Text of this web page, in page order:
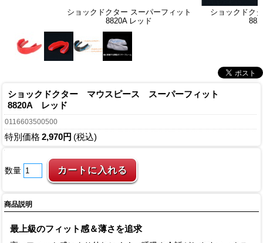
ショックドクター スーパーフィット
8820A レッド
ショックドク
ショックドクター マウスピース スーパーフィット
8820A レッド
0116603500500
特別価格 2,970円 (税込)
数量
商品説明
最上級のフィット感＆薄さを追求